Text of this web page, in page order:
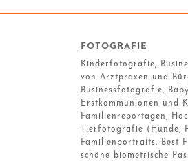
FOTOGRAFIE
Kinderfotografie,
von Arztpraxen und
Businessfotografie,
Erstkommunionen und
Familienreportagen,
Tierfotografie (Hunde,
Familienportraits, Best
schöne biometrische